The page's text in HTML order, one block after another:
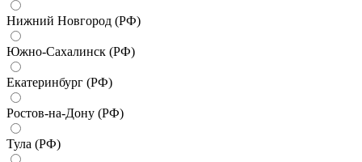
Нижний Новгород (РФ)
Южно-Сахалинск (РФ)
Екатеринбург (РФ)
Ростов-на-Дону (РФ)
Тула (РФ)